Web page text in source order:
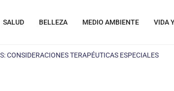
SALUD BELLEZA MEDIO AMBIENTE VIDA
CONSIDERACIONES TERAPÉUTICAS ESPECIALES